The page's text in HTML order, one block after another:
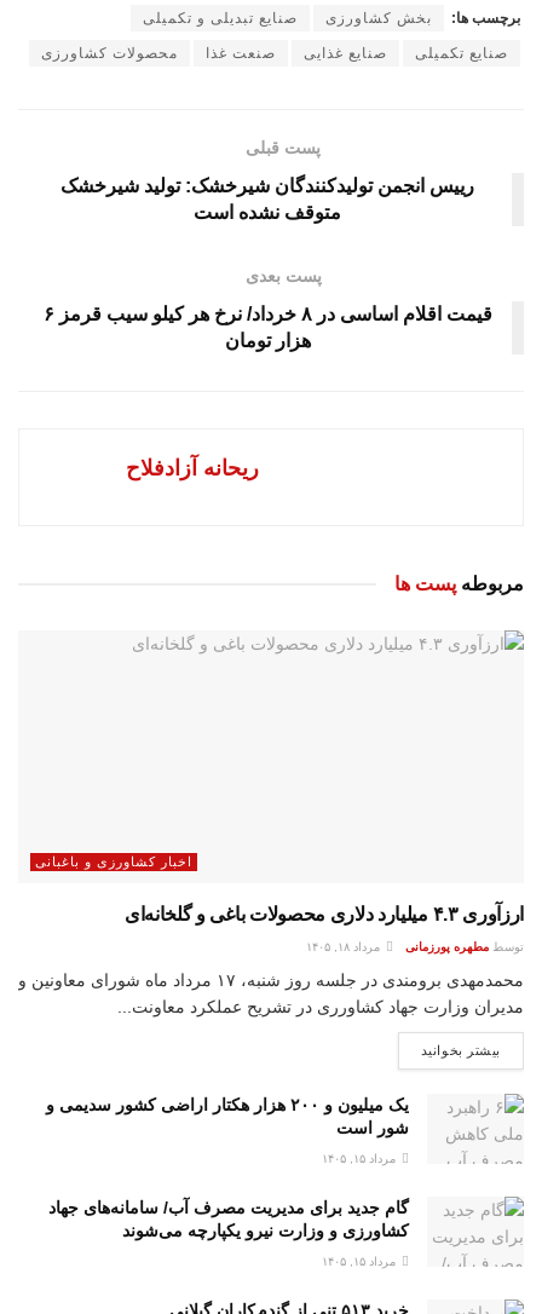
برچسب ها: بخش کشاورزی صنایع تبدیلی و تکمیلی
صنایع تکمیلی صنایع غذایی صنعت غذا محصولات کشاورزی
پست قبلی
رییس انجمن تولیدکنندگان شیرخشک: تولید شیرخشک
متوقف نشده است
پست بعدی
قیمت اقلام اساسی در ۸ خرداد/ نرخ هر کیلو سیب قرمز ۶
هزار تومان
ریحانه آزادفلاح
مربوطه پست ها
اخبار کشاورزی و باغبانی
ارزآوری ۴.۳ میلیارد دلاری محصولات باغی و گلخانه‌ای
توسط مطهره پورزمانی مرداد ۱۸, ۱۴۰۵
محمدمهدی برومندی در جلسه روز شنبه، ۱۷ مرداد ماه شورای معاونین و
مدیران وزارت جهاد کشاورری در تشریح عملکرد معاونت...
بیشتر بخوانید
یک میلیون و ۲۰۰ هزار هکتار اراضی کشور سدیمی و
شور است
مرداد ۱۵, ۱۴۰۵
گام جدید برای مدیریت مصرف آب/ سامانه‌های جهاد
کشاورزی و وزارت نیرو یکپارچه می‌شوند
مرداد ۱۵, ۱۴۰۵